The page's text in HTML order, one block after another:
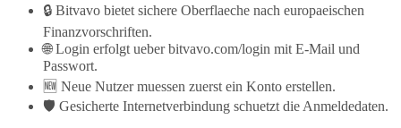
🔒 Bitvavo bietet sichere Oberflaeche nach europaeischen
Finanzvorschriften.
🌐 Login erfolgt ueber bitvavo.com/login mit E-Mail und
Passwort.
🆕 Neue Nutzer muessen zuerst ein Konto erstellen.
🛡️ Gesicherte Internetverbindung schuetzt die Anmeldedaten.